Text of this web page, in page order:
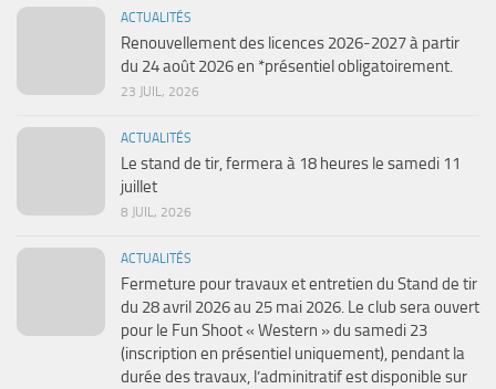
ACTUALITÉS
Renouvellement des licences 2026-2027 à partir
du 24 août 2026 en *présentiel obligatoirement.
23 JUIL, 2026
ACTUALITÉS
Le stand de tir, fermera à 18 heures le samedi 11
juillet
8 JUIL, 2026
ACTUALITÉS
Fermeture pour travaux et entretien du Stand de tir
du 28 avril 2026 au 25 mai 2026. Le club sera ouvert
pour le Fun Shoot « Western » du samedi 23
(inscription en présentiel uniquement), pendant la
durée des travaux, l’adminitratif est disponible sur